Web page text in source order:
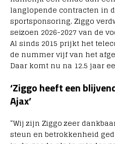
langlopende contracten in
sportsponsoring. Ziggo
seizoen 2026-2027 van de
Al sinds 2015 prijkt het
de nummer vijf van het
Daar komt nu na 12.5 jaar
‘Ziggo heeft een
Ajax’
“Wij zijn Ziggo zeer
steun en betrokkenheid